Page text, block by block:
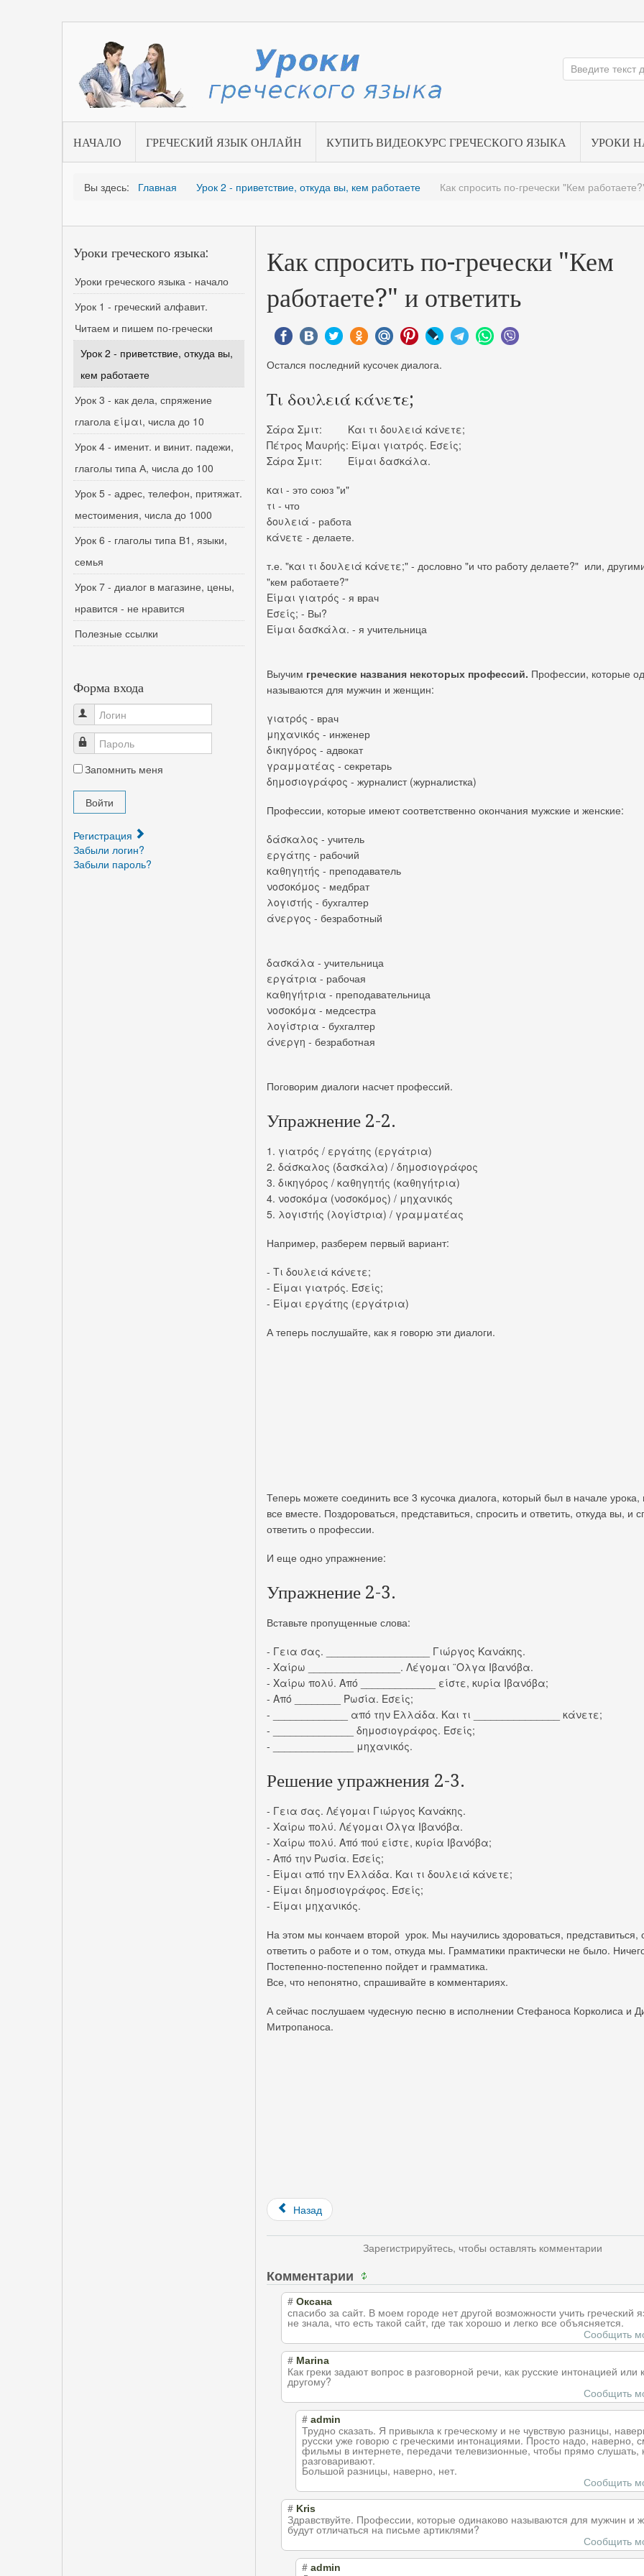
НАЧАЛО ГРЕЧЕСКИЙ ЯЗЫК ОНЛАЙН КУПИТЬ ВИДЕОКУРС ГРЕЧЕСКОГО ЯЗЫКА УРОКИ
Вы здесь: Главная Урок 2 - приветствие, откуда вы, кем работаете Как спросить по-гречески "Кем
Уроки греческого языка:
Уроки греческого языка - начало
Урок 1 - греческий алфавит.
Читаем и пишем по-гречески
Урок 2 - приветствие, откуда вы,
кем работаете
Урок 3 - как дела, спряжение
глагола είμαι, числа до 10
Урок 4 - именит. и винит. падежи,
глаголы типа А, числа до 100
Урок 5 - адрес, телефон, притяжат.
местоимения, числа до 1000
Урок 6 - глаголы типа В1, языки,
семья
Урок 7 - диалог в магазине, цены,
нравится - не нравится
Полезные ссылки
Форма входа
Логин
Пароль
Запомнить меня
Войти
Регистрация
Забыли логин?
Забыли пароль?
Как спросить по-гречески "Кем
работаете?" и ответить
Остался последний кусочек диалога.
Τι δουλειά κάνετε;
Σάρα Σμιτ: Και τι δουλειά κάνετε;
Πέτρος Μαυρής: Είμαι γιατρός. Εσείς;
Σάρα Σμιτ: Είμαι δασκάλα.
και - это союз "и"
τι - что
δουλειά - работа
κάνετε - делаете.
т.е. "και τι δουλειά κάνετε;" - дословно "и что работу делаете?" или,
"кем работаете?"
Είμαι γιατρός - я врач
Εσείς; - Вы?
Είμαι δασκάλα. - я учительница
Выучим греческие названия некоторых профессий. Профессии, которые
называются для мужчин и женщин:
γιατρός - врач
μηχανικός - инженер
δικηγόρος - адвокат
γραμματέας - секретарь
δημοσιογράφος - журналист (журналистка)
Профессии, которые имеют соответственно окончания мужские и женские:
δάσκαλος - учитель
εργάτης - рабочий
καθηγητής - преподаватель
νοσοκόμος - медбрат
λογιστής - бухгалтер
άνεργος - безработный
δασκάλα - учительница
εργάτρια - рабочая
καθηγήτρια - преподавательница
νοσοκόμα - медсестра
λογίστρια - бухгалтер
άνεργη - безработная
Поговорим диалоги насчет профессий.
Упражнение 2-2.
1. γιατρός / εργάτης (εργάτρια)
2. δάσκαλος (δασκάλα) / δημοσιογράφος
3. δικηγόρος / καθηγητής (καθηγήτρια)
4. νοσοκόμα (νοσοκόμος) / μηχανικός
5. λογιστής (λογίστρια) / γραμματέας
Например, разберем первый вариант:
- Τι δουλειά κάνετε;
- Είμαι γιατρός. Εσείς;
- Είμαι εργάτης (εργάτρια)
А теперь послушайте, как я говорю эти диалоги.
Теперь можете соединить все 3 кусочка диалога, который был в начале урока,
все вместе. Поздороваться, представиться, спросить и ответить, откуда вы, и
ответить о профессии.
И еще одно упражнение:
Упражнение 2-3.
Вставьте пропущенные слова:
- Γεια σας. __________________ Γιώργος Κανάκης.
- Χαίρω ________________. Λέγομαι ¨Ολγα Ιβανόβα.
- Χαίρω πολύ. Από _____________ είστε, κυρία Ιβανόβα;
- Από ________ Ρωσία. Εσείς;
- _____________ από την Ελλάδα. Και τι _______________ κάνετε;
- ______________ δημοσιογράφος. Εσείς;
- ______________ μηχανικός.
Решение упражнения 2-3.
- Γεια σας. Λέγομαι Γιώργος Κανάκης.
- Χαίρω πολύ. Λέγομαι Όλγα Ιβανόβα.
- Χαίρω πολύ. Από πού είστε, κυρία Ιβανόβα;
- Από την Ρωσία. Εσείς;
- Είμαι από την Ελλάδα. Και τι δουλειά κάνετε;
- Είμαι δημοσιογράφος. Εσείς;
- Είμαι μηχανικός.
На этом мы кончаем второй урок. Мы научились здороваться, представиться,
ответить о работе и о том, откуда мы. Грамматики практически не было.
Постепенно-постепенно пойдет и грамматика.
Все, что непонятно, спрашивайте в комментариях.
А сейчас послушаем чудесную песню в исполнении Стефаноса Корколиса и
Митропаноса.
Назад
Зарегистрируйтесь, чтобы оставлять комментарии
Комментарии
# Оксана
спасибо за сайт. В моем городе нет другой возможности учить греческий
не знала, что есть такой сайт, где так хорошо и легко все объясняется.
Сообщить
# Marina
Как греки задают вопрос в разговорной речи, как русские интонацией или
другому?
Сообщить
# admin
Трудно сказать. Я привыкла к греческому и не чувствую разницы,
русски уже говорю с греческими интонациями. Просто надо, наверно,
фильмы в интернете, передачи телевизионные, чтобы прямо слушать,
разговаривают.
Большой разницы, наверно, нет.
Сообщить
# Kris
Здравствуйте. Профессии, которые одинаково называются для мужчин и
будут отличаться на письме артиклями?
Сообщить
# admin